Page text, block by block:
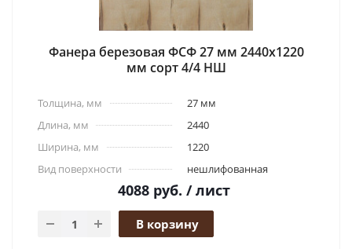
Фанера березовая ФСФ 27 мм 2440x1220
мм сорт 4/4 НШ
Толщина, мм
27 мм
Длина, мм
2440
Ширина, мм
1220
Вид поверхности
нешлифованная
4088 руб. / лист
В корзину